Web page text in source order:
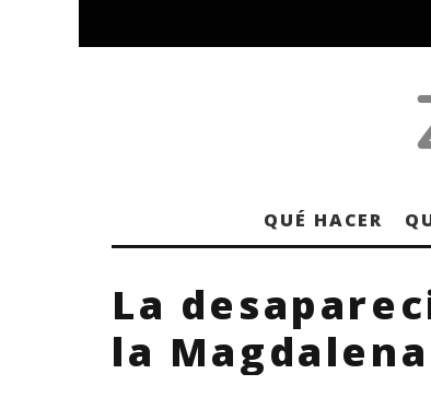
QUÉ HACER
La
la Magdalena